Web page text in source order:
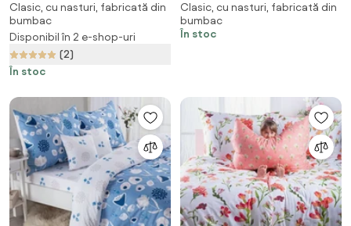
bumbac ELIS lungime standard
Clasic, cu nasturi, fabricată din
bumbac
Disponibil în 2 e-shop-uri
(2)
În stoc
bumbac EUCALIPT
Clasic, cu nasturi, fabricată din
bumbac
În stoc